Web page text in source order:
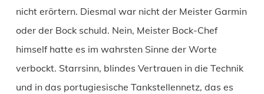
nicht erörtern. Diesmal war nicht der Meister Garmin
oder der Bock schuld. Nein, Meister Bock-Chef
himself hatte es im wahrsten Sinne der Worte
verbockt. Starrsinn, blindes Vertrauen in die Technik
und in das portugiesische Tankstellennetz, das es